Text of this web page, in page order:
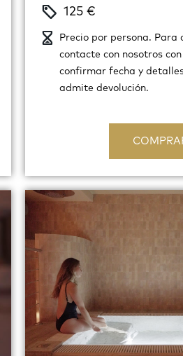
125 €
Precio por persona. Para
contacte con nosotros
confirmar fecha y
admite devolución.